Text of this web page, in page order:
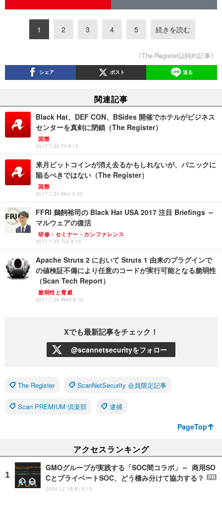
1 2 3 4 5 続きを読む
《The Register誌特約記事》
シェア ポスト 送る
関連記事
Black Hat、DEF CON、BSides 開催でホテルがビジネス
センターを真剣に閉鎖（The Register）
国際
2017.7.28 Fri 8:15
来月ビットコインが消え去るかもしれないが、パニックに
陥るべきではない（The Register）
国際
2017.7.24 Mon 9:33
FFRI 鵜飼裕司の Black Hat USA 2017 注目 Briefings ～
マルウェアの復活
研修・セミナー・カンファレンス
2017.7.25 Tue 8:15
Apache Struts 2 において Struts 1 由来のプラグインで
の値検証不備により任意のコードが実行可能となる脆弱性
（Scan Tech Report）
脆弱性と脅威
2017.7.26 Wed 8:15
Xでも最新記事をチェック！
@scannetsecurityをフォロー
The Register ScanNetSecurity 会員限定記事
Scan PREMIUM 倶楽部 逮捕
PageTop
アクセスランキング
GMOグループが実践する「SOC間コラボ」～ 商用SO
CとプライベートSOC、どう棲み分けて協力する？
PR
2024.12.19(木) 8:15